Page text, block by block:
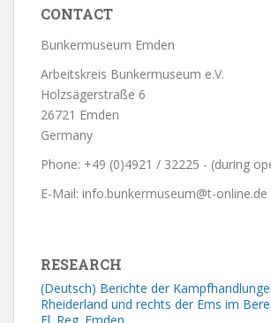
CONTACT
Bunkermuseum Emden
Arbeitskreis Bunkermuseum e.V.
Holzsägerstraße 6
26721 Emden
Germany
Phone: +49 (0)4921 / 32225 - (during
E-Mail: info.bunkermuseum@t-online.de
RESEARCH
(Deutsch) Berichte der
Rheiderland und rechts der Ems im